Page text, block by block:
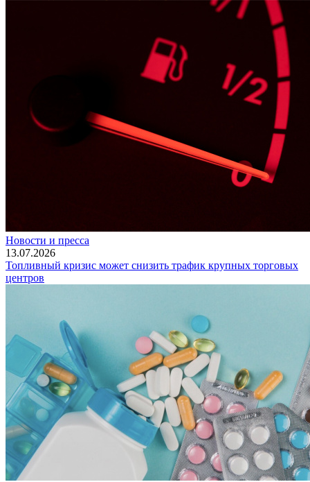
Новости и пресса
13.07.2026
Топливный кризис может снизить трафик крупных торговых
центров